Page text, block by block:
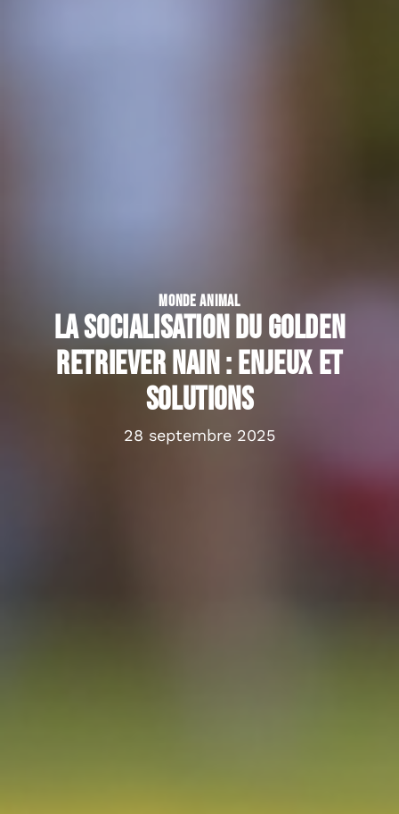
MONDE ANIMAL
La socialisation du golden
retriever nain : enjeux et
solutions
28 septembre 2025